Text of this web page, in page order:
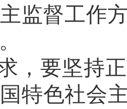
监督工作
，要坚持
特色社会